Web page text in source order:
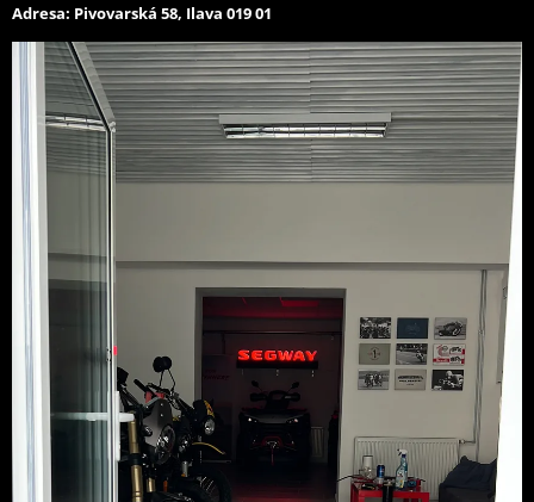
Adresa: Pivovarská 58, Ilava 019 01